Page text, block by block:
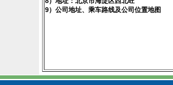
9）公司地址、乘车路线及公司位置地图